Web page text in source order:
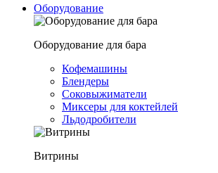
Оборудование
Оборудование для бара
Кофемашины
Блендеры
Соковыжиматели
Миксеры для коктейлей
Льдодробители
Витрины